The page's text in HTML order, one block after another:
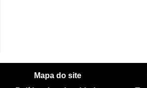
Mapa do site